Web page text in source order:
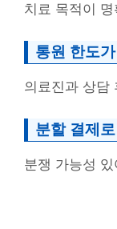
치료 목적이
통원 한도
의료진과 상담
분할 결제
분쟁 가능성